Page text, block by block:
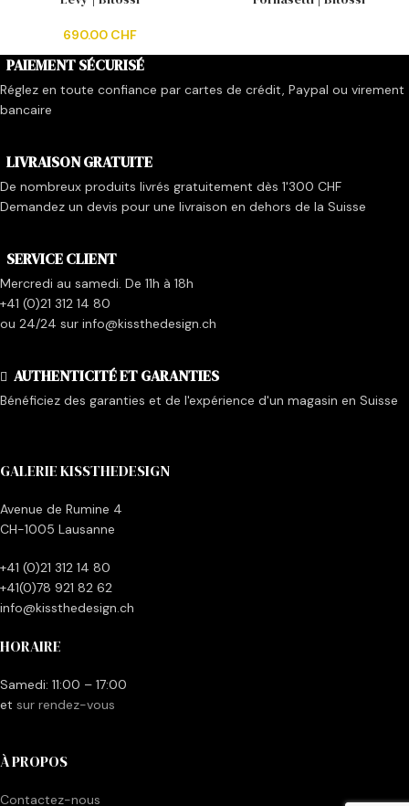
690.00 CHF
PAIEMENT SÉCURISÉ
Réglez en toute confiance par cartes de crédit, Paypal ou virement
bancaire
LIVRAISON GRATUITE
De nombreux produits livrés gratuitement dès 1'300 CHF
Demandez un devis pour une livraison en dehors de la Suisse
SERVICE CLIENT
Mercredi au samedi. De 11h à 18h
+41 (0)21 312 14 80
ou 24/24 sur info@kissthedesign.ch
AUTHENTICITÉ ET GARANTIES
Bénéficiez des garanties et de l'expérience d'un magasin en Suisse
GALERIE KISSTHEDESIGN
Avenue de Rumine 4
CH-1005 Lausanne
+41 (0)21 312 14 80
+41(0)78 921 82 62
info@kissthedesign.ch
HORAIRE
Samedi: 11:00 – 17:00
et sur rendez-vous
À PROPOS
Contactez-nous